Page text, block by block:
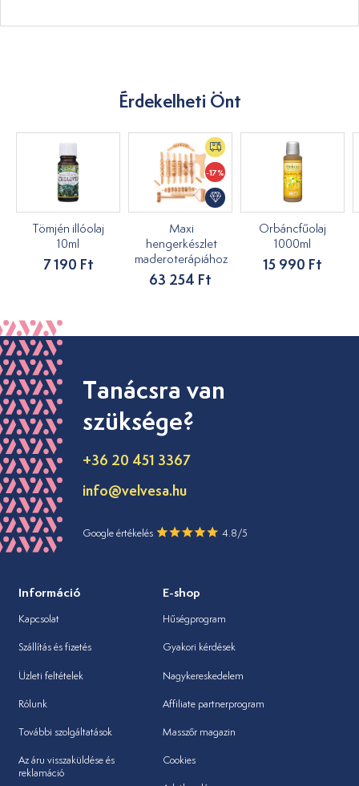
Érdekelheti Önt
Tömjén illóolaj
10ml
7 190 Ft
-17%
Maxi
hengerkészlet
maderoterápiához
63 254 Ft
Orbáncfűolaj
1000ml
15 990 Ft
Tanácsra van
szüksége?
+36 20 451 3367
info@velvesa.hu
Google értékelés 4.8/5
Információ
Kapcsolat
Szállítás és fizetés
Üzleti feltételek
Rólunk
További szolgáltatások
Az áru visszaküldése és
reklamáció
E-shop
Hűségprogram
Gyakori kérdések
Nagykereskedelem
Affiliate partnerprogram
Masszőr magazin
Cookies